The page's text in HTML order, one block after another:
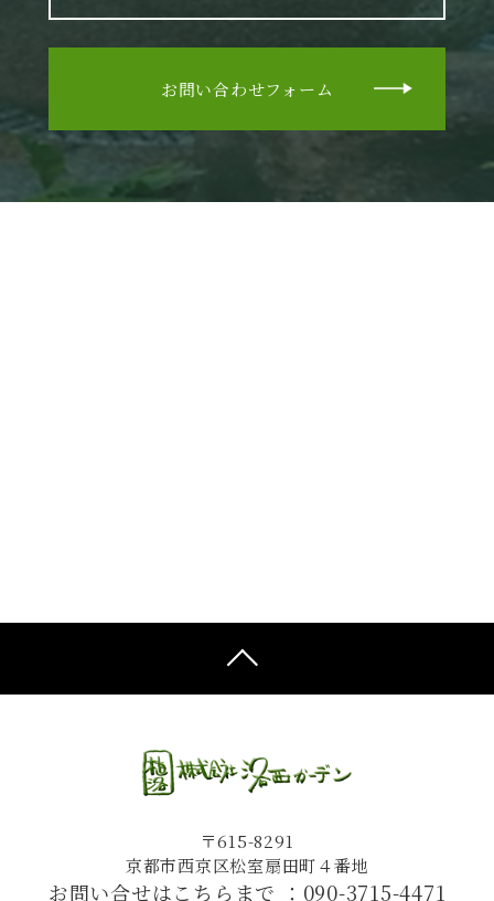
お問い合わせフォーム
〒615-8291
京都市西京区松室扇田町４番地
お問い合せはこちらまで ： 090-3715-4471